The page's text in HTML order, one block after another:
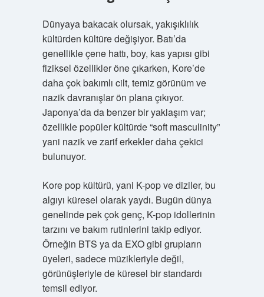
Dünyaya bakacak olursak, yakışıklılık
kültürden kültüre değişiyor. Batı’da
genellikle çene hattı, boy, kas yapısı gibi
fiziksel özellikler öne çıkarken, Kore’de
daha çok bakımlı cilt, temiz görünüm ve
nazik davranışlar ön plana çıkıyor.
Japonya’da da benzer bir yaklaşım var;
özellikle popüler kültürde “soft masculinity”
yani nazik ve zarif erkekler daha çekici
bulunuyor.
Kore pop kültürü, yani K-pop ve diziler, bu
algıyı küresel olarak yaydı. Bugün dünya
genelinde pek çok genç, K-pop idollerinin
tarzını ve bakım rutinlerini takip ediyor.
Örneğin BTS ya da EXO gibi grupların
üyeleri, sadece müzikleriyle değil,
görünüşleriyle de küresel bir standardı
temsil ediyor.